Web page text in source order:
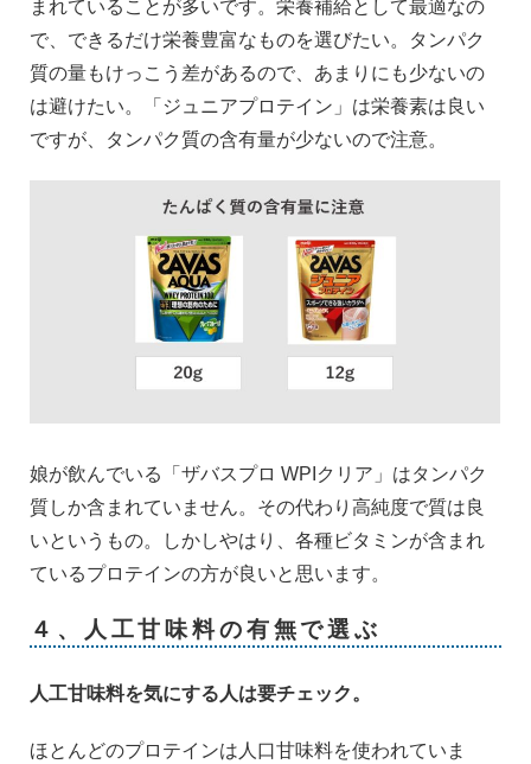
まれていることが多いです。栄養補給として最適なの
で、できるだけ栄養豊富なものを選びたい。タンパク
質の量もけっこう差があるので、あまりにも少ないの
は避けたい。「ジュニアプロテイン」は栄養素は良い
ですが、タンパク質の含有量が少ないので注意。
娘が飲んでいる「ザバスプロ WPIクリア」はタンパク
質しか含まれていません。その代わり高純度で質は良
いというもの。しかしやはり、各種ビタミンが含まれ
ているプロテインの方が良いと思います。
４、人工甘味料の有無で選ぶ
人工甘味料を気にする人は要チェック。
ほとんどのプロテインは人口甘味料を使われていま